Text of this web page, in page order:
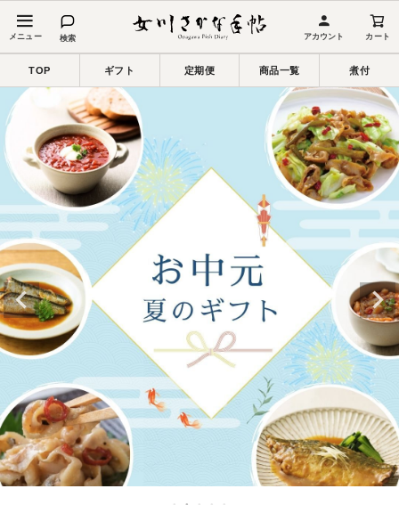
アカウント カート
検索
TOP ギフト 定期便 商品一覧 煮付